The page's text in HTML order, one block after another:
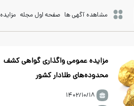
مشاهده آگهی ها صفحه اول مجله مزایده
مزایده عمومی واگذاری گواهی کشف
محدوده‌های طلادار کشور